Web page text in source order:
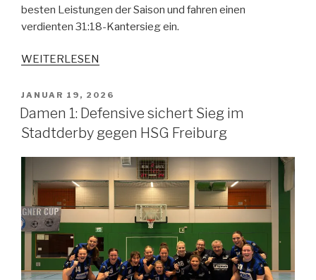
besten Leistungen der Saison und fahren einen
verdienten 31:18-Kantersieg ein.
WEITERLESEN
JANUAR 19, 2026
Damen 1: Defensive sichert Sieg im
Stadtderby gegen HSG Freiburg